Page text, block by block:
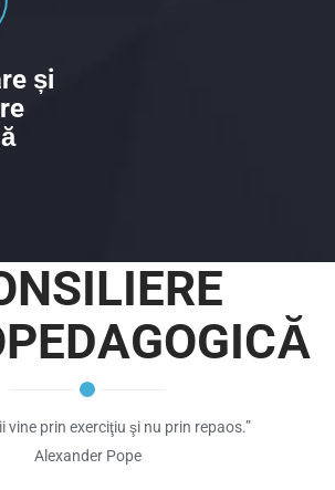
și
vine prin exerciţiu şi nu prin repaos.”
Alexander Pope